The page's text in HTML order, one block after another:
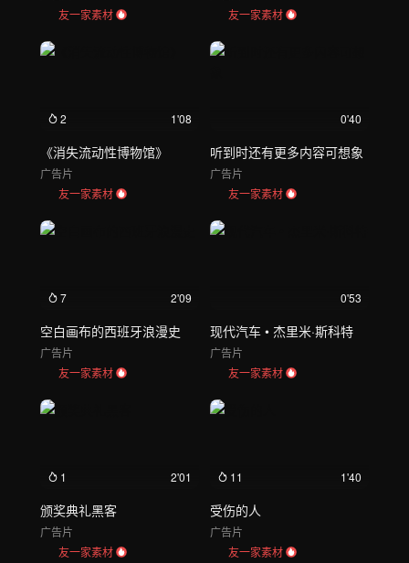
友一家素材
友一家素材
2 1'08
《消失流动性博物馆》
广告片
友一家素材
0'40
听到时还有更多内容可想象
广告片
友一家素材
7 2'09
空白画布的西班牙浪漫史
广告片
友一家素材
0'53
现代汽车 • 杰里米·斯科特
广告片
友一家素材
1 2'01
颁奖典礼黑客
广告片
友一家素材
11 1'40
受伤的人
广告片
友一家素材